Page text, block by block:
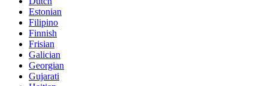
Estonian
Filipino
Finnish
Frisian
Galician
Georgian
Gujarati